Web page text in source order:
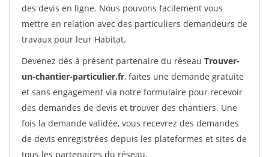
des devis en ligne. Nous pouvons facilement vous
mettre en relation avec des particuliers demandeurs de
travaux pour leur Habitat.
Devenez dès à présent partenaire du réseau Trouver-
un-chantier-particulier.fr, faites une demande gratuite
et sans engagement via notre formulaire pour recevoir
des demandes de devis et trouver des chantiers. Une
fois la demande validée, vous recevrez des demandes
de devis enregistrées depuis les plateformes et sites de
tous les partenaires du réseau.